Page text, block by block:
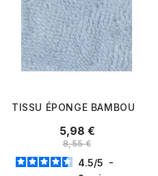
TISSU ÉPONGE BAMBOU
5,98 €
8,55 €
4.5/5 -